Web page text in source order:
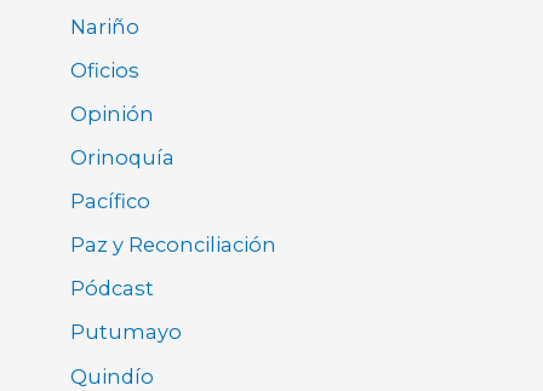
Nariño
Oficios
Opinión
Orinoquía
Pacífico
Paz y Reconciliación
Pódcast
Putumayo
Quindío